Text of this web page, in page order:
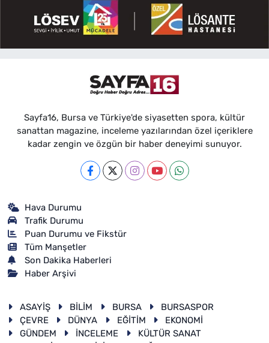
Sayfa16, Bursa ve Türkiye'de siyasetten spora, kültür
sanattan magazine, inceleme yazılarından özel içeriklere
kadar zengin ve özgün bir haber deneyimi sunuyor.
Hava Durumu
Trafik Durumu
Puan Durumu ve Fikstür
Tüm Manşetler
Son Dakika Haberleri
Haber Arşivi
ASAYİŞ BİLİM BURSA
BURSASPOR
ÇEVRE
DÜNYA EĞİTİM
EKONOMİ
GÜNDEM
İNCELEME
KÜLTÜR SANAT